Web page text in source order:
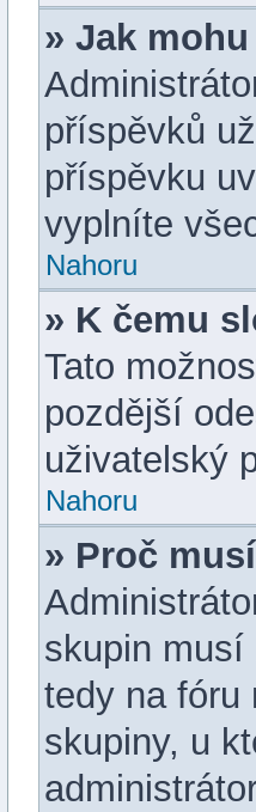
» Jak
příspěvků
příspěvku
vyplníte
Nahoru
» K čemu
Tato
pozdější
uživatelský
Nahoru
» Proč
skupin musí
tedy na fóru
skupiny, u